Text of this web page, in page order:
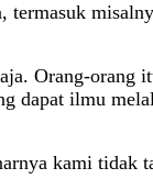
termasuk
Orang-
dapat ilmu
kami tidak